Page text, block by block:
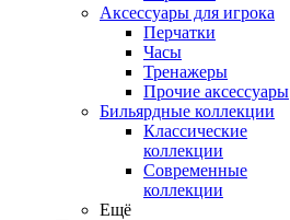
Аксессуары для игрока
Перчатки
Часы
Тренажеры
Прочие аксессуары
Бильярдные коллекции
Классические
коллекции
Современные
коллекции
Ещё